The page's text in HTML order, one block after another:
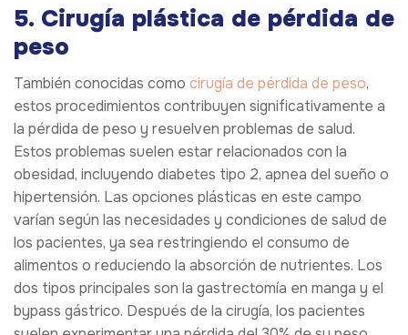
5. Cirugía plástica de pérdida de
peso
También conocidas como cirugía de pérdida de peso,
estos procedimientos contribuyen significativamente a
la pérdida de peso y resuelven problemas de salud.
Estos problemas suelen estar relacionados con la
obesidad, incluyendo diabetes tipo 2, apnea del sueño o
hipertensión. Las opciones plásticas en este campo
varían según las necesidades y condiciones de salud de
los pacientes, ya sea restringiendo el consumo de
alimentos o reduciendo la absorción de nutrientes. Los
dos tipos principales son la gastrectomía en manga y el
bypass gástrico. Después de la cirugía, los pacientes